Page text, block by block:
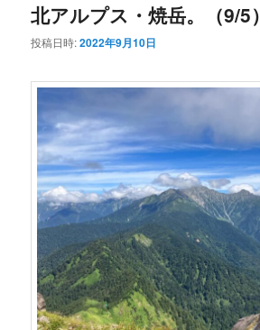
北アルプス・焼岳。（9/5）
投稿日時:2022年9月10日